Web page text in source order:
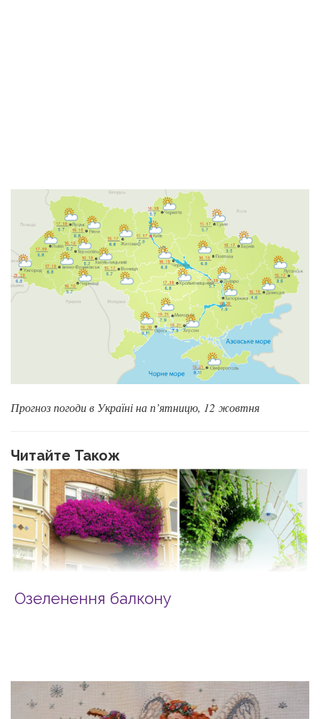
Прогноз погоди в Україні на п’ятницю, 12 жовтня
Читайте Також
Озеленення балкону